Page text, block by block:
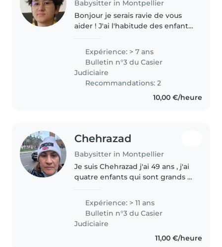
Babysitter in Montpellier
Bonjour je serais ravie de vous
aider ! J'ai l'habitude des enfants
les heures de nuit. Je peux
amener des activités (jeux de
société, dessins, maquillage),..
Expérience: > 7 ans
Bulletin n°3 du Casier
Judiciaire
Recommandations: 2
10,00 €/heure
Chehrazad
Babysitter in Montpellier
Je suis Chehrazad j'ai 49 ans , j'ai
quatre enfants qui sont grands la
bien les enfants, les garder et
faire des activités. Je suis
disponible tous..
Expérience: > 11 ans
Bulletin n°3 du Casier
Judiciaire
11,00 €/heure